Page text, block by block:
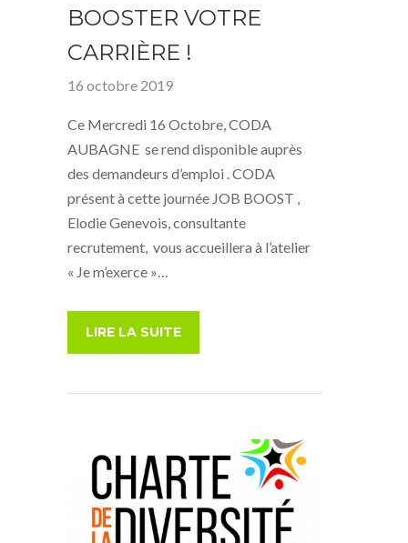
BOOSTER VOTRE
CARRIÈRE !
16 octobre 2019
Ce Mercredi 16 Octobre, CODA
AUBAGNE se rend disponible auprès
des demandeurs d’emploi . CODA
présent à cette journée JOB BOOST ,
Elodie Genevois, consultante
recrutement, vous accueillera à l’atelier
« Je m’exerce »…
LIRE LA SUITE